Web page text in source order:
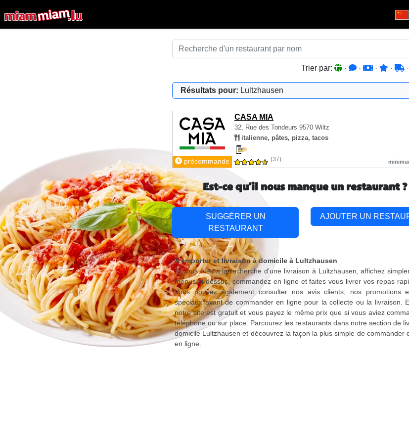
Trier par: · · · · ·
Résultats pour: Lultzhausen
CASA MIA
32, Rue des Tondeurs 9570 Wiltz
italienne, pâtes, pizza, tacos
précommande (37)
Est-ce qu'il nous manque un restaurant ?
SUGGÉRER UN
RESTAURANT
AJOUTER UN
A emporter et livraison à domicile à Lultzhausen
Si vous êtes à la recherche d'une livraison à Lultzhausen, affichez
menus ci-dessus, commandez en ligne et faites vous livrer vos repas
Vous pouvez également consulter nos avis clients, nos promotions
spéciaux avant de commander en ligne pour la collecte ou la livraison.
notre site est gratuit et vous payez le même prix que si vous aviez
téléphone ou sur place. Parcourez les restaurants dans notre section de
domicile Lultzhausen et découvrez la façon la plus simple de commander
en ligne.